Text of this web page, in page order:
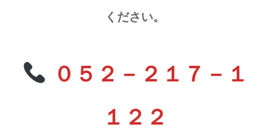
ください。
０５２－２１７－１
１２２